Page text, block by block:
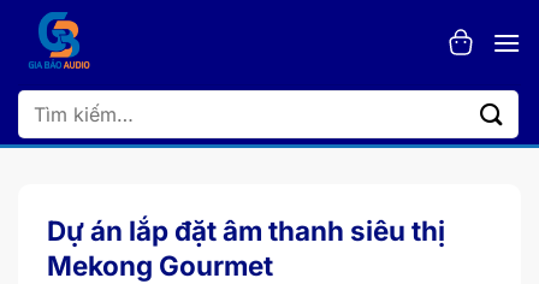
dung
Tìm
kiếm:
Dự án lắp đặt âm thanh siêu thị
Mekong Gourmet